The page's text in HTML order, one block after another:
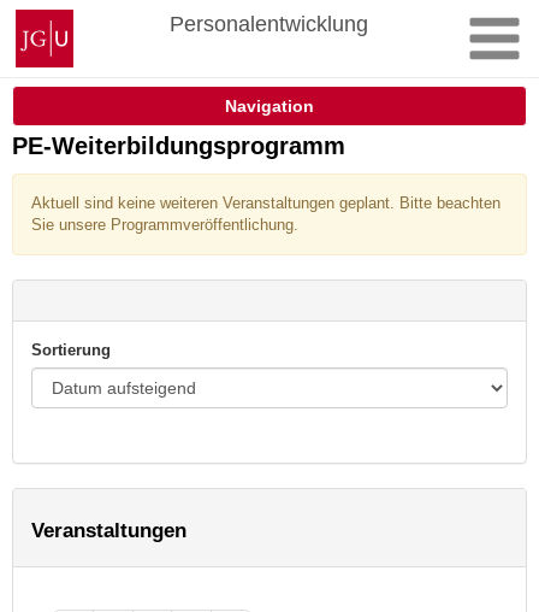
Zum
Inhalt
springen
Johannes
Gutenberg-
Universität
Personalentwicklung
Navigation
PE-Weiterbildungsprogramm
Aktuell sind keine weiteren Veranstaltungen geplant. Bitte beachten
Sie unsere Programmveröffentlichung.
Sortierung
Veranstaltungen